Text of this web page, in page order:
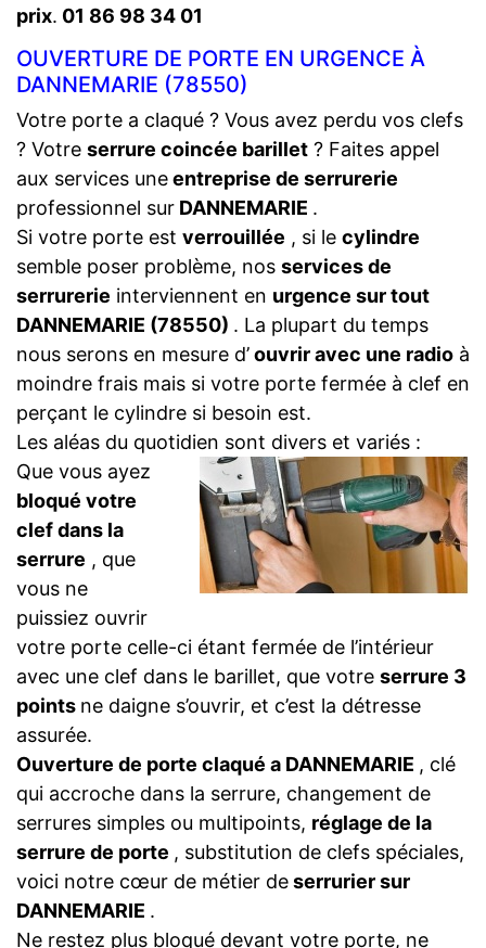
prix. 01 86 98 34 01
OUVERTURE DE PORTE EN URGENCE À
DANNEMARIE (78550)
Votre porte a claqué ? Vous avez perdu vos clefs
? Votre serrure coincée barillet ? Faites appel
aux services uneentreprise de serrurerie
professionnel sur DANNEMARIE .
Si votre porte est verrouillée , si le cylindre
semble poser problème, nos services de
serrurerie interviennent en urgence sur tout
DANNEMARIE (78550) . La plupart du temps
nous serons en mesure d’ouvrir avec une radio à
moindre frais mais si votre porte fermée à clef en
perçant le cylindre si besoin est.
Les aléas du quotidien sont divers et variés :
Que vous ayez
bloqué votre
clef dans la
serrure , que
vous ne
puissiez ouvrir
votre porte celle-ci étant fermée de l’intérieur
avec une clef dans le barillet, que votre serrure 3
points ne daigne s’ouvrir, et c’est la détresse
assurée.
Ouverture de porte claqué a DANNEMARIE , clé
qui accroche dans la serrure, changement de
serrures simples ou multipoints, réglage de la
serrure de porte , substitution de clefs spéciales,
voici notre cœur de métier deserrurier sur
DANNEMARIE .
Ne restez plus bloqué devant votre porte, ne